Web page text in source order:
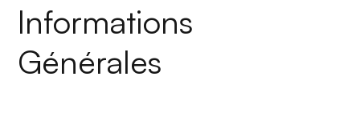
Informations
Générales